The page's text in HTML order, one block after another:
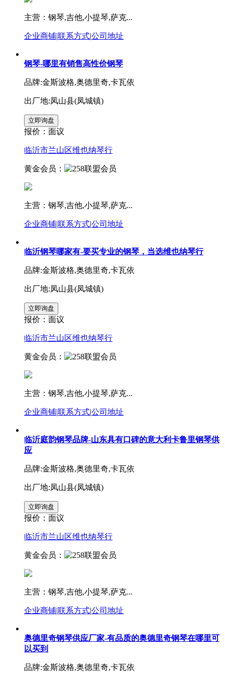
主营：钢琴,吉他,小提琴,萨克...
企业商铺|联系方式|公司地址
钢琴-哪里有销售高性价钢琴
品牌:金斯波格,奥德里奇,卡瓦依
出厂地:凤山县(凤城镇)
报价： 面议
临沂市兰山区维也纳琴行
黄金会员：
主营：钢琴,吉他,小提琴,萨克...
企业商铺|联系方式|公司地址
临沂钢琴哪家有-要买专业的钢琴，当选维也纳琴行
品牌:金斯波格,奥德里奇,卡瓦依
出厂地:凤山县(凤城镇)
报价： 面议
临沂市兰山区维也纳琴行
黄金会员：
主营：钢琴,吉他,小提琴,萨克...
企业商铺|联系方式|公司地址
临沂庭韵钢琴品牌-山东具有口碑的意大利卡鲁里钢琴供
应
品牌:金斯波格,奥德里奇,卡瓦依
出厂地:凤山县(凤城镇)
报价： 面议
临沂市兰山区维也纳琴行
黄金会员：
主营：钢琴,吉他,小提琴,萨克...
企业商铺|联系方式|公司地址
奥德里奇钢琴供应厂家-有品质的奥德里奇钢琴在哪里可
以买到
品牌:金斯波格,奥德里奇,卡瓦依